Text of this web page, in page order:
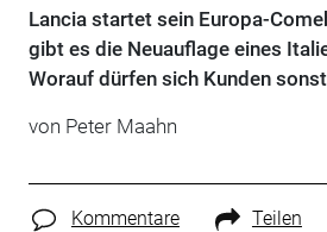
Lancia startet sein Europa-
gibt es die Neuauflage eines
Worauf dürfen sich Kunden
von Peter Maahn
Kommentare Teilen